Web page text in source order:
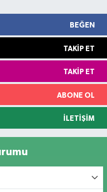
BEĞEN
TAKIP ET
TAKIP ET
ABONE OL
İLETIŞIM